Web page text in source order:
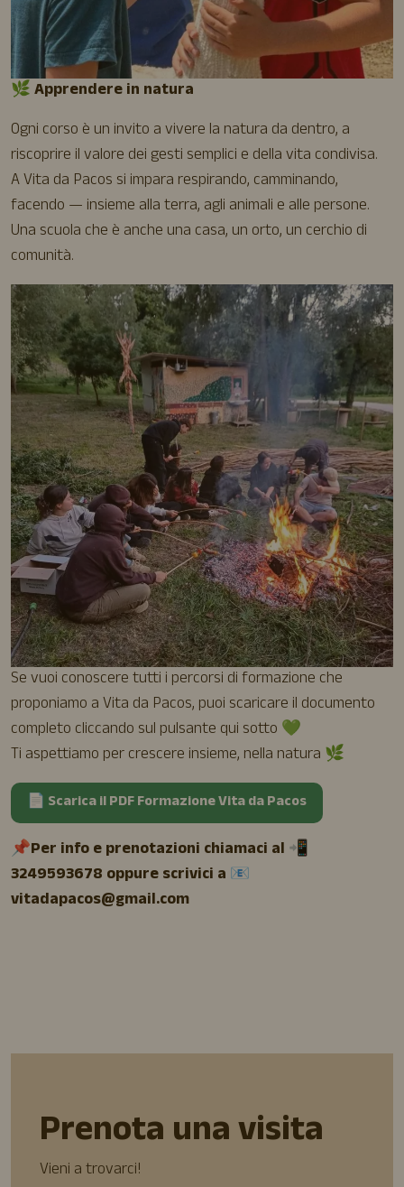
🌿Apprendere in natura
Ogni corso è un invito a vivere la natura da dentro, a
riscoprire il valore dei gesti semplici e della vita condivisa.
A Vita da Pacos si impara respirando, camminando,
facendo — insieme alla terra, agli animali e alle persone.
Una scuola che è anche una casa, un orto, un cerchio di
comunità.
Se vuoi conoscere tutti i percorsi di formazione che
proponiamo a Vita da Pacos, puoi scaricare il documento
completo cliccando sul pulsante qui sotto 💚
Ti aspettiamo per crescere insieme, nella natura 🌿
📄 Scarica il PDF Formazione Vita da Pacos
📌Per info e prenotazioni chiamaci al 📲
3249593678 oppure scrivici a 📧
vitadapacos@gmail.com
Prenota una visita
Vieni a trovarci!